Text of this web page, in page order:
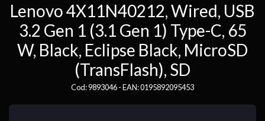
Lenovo 4X11N40212, Wired, USB
3.2 Gen 1 (3.1 Gen 1) Type-C, 65
W, Black, Eclipse Black, MicroSD
(TransFlash), SD
Cod: 9893046 - EAN: 0195892095453